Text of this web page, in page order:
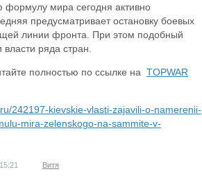
формулу мира сегодня активно
предусматривает остановку боевых
линии фронта. При этом подобный
ряда стран.
полностью по ссылке на TOPWAR
242197-kievskie-vlasti-zajavili-o-namerenii-
mira-zelenskogo-na-sammite-v-
15:21 Витя